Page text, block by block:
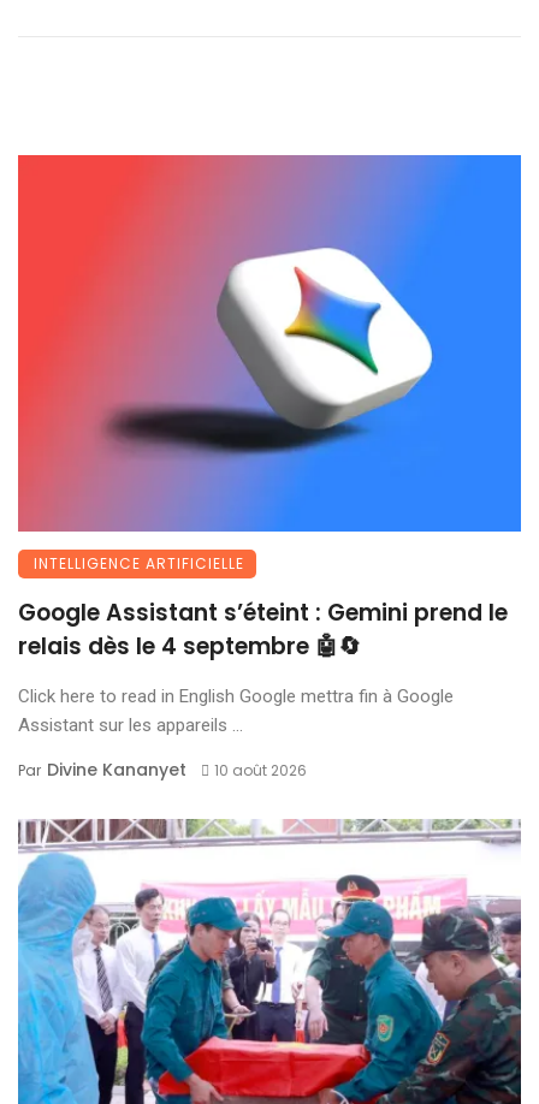
INTELLIGENCE ARTIFICIELLE
Google Assistant s’éteint : Gemini prend le
relais dès le 4 septembre 🤖🔄
Click here to read in English Google mettra fin à Google
Assistant sur les appareils ...
Par Divine Kananyet 10 août 2026